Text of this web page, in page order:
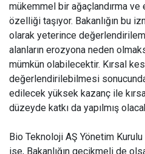
mükemmel bir ağaçlandırma
özelliği taşıyor. Bakanlığın bu
olarak yeterince
alanların erozyona neden
mümkün olabilecektir. Kırsal
değerlendirilebilmesi
edilecek yüksek kazanç ile
düzeyde katkı da yapılmış
Bio Teknoloji AŞ Yönetim
ise, Bakanlığın gecikmeli de